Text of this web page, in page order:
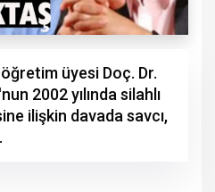
üyesi Doç. Dr.
2002 yılında silahlı
ilişkin davada savcı,